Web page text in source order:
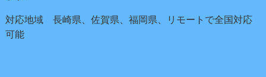
対応地域 長崎県、佐賀県、福岡県、リモートで全国対応
可能